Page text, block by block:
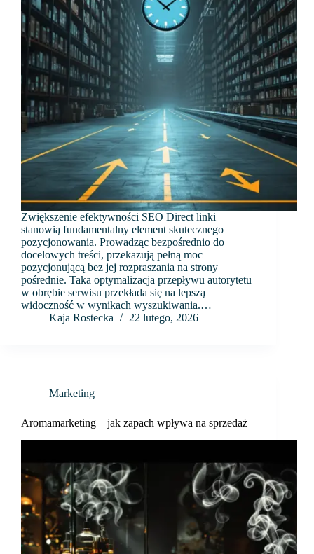
Zwiększenie efektywności SEO Direct linki
stanowią fundamentalny element skutecznego
pozycjonowania. Prowadząc bezpośrednio do
docelowych treści, przekazują pełną moc
pozycjonującą bez jej rozpraszania na strony
pośrednie. Taka optymalizacja przepływu autorytetu
w obrębie serwisu przekłada się na lepszą
widoczność w wynikach wyszukiwania.…
Kaja Rostecka
22 lutego, 2026
Marketing
Aromamarketing – jak zapach wpływa na sprzedaż